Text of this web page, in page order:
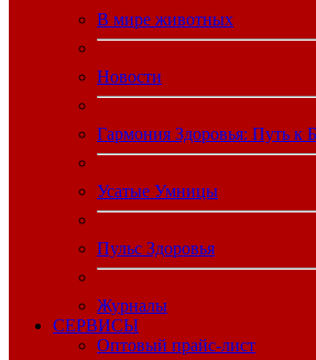
В мире животных
Новости
Гармония Здоровья: Путь к
Усатые Умницы
Пульс Здоровья
Журналы
CЕРВИСЫ
Оптовый прайс-лист